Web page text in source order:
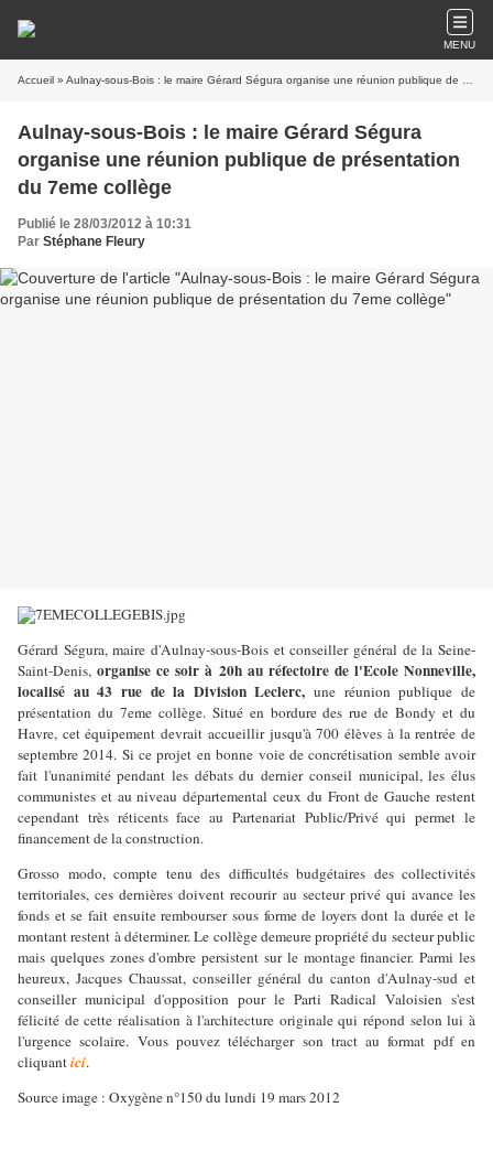
MENU
Accueil » Aulnay-sous-Bois : le maire Gérard Ségura organise une réunion publique de présentation du 7eme collège
Aulnay-sous-Bois : le maire Gérard Ségura
organise une réunion publique de présentation
du 7eme collège
Publié le 28/03/2012 à 10:31
Par Stéphane Fleury
Gérard Ségura, maire d'Aulnay-sous-Bois et conseiller général de la Seine-
Saint-Denis,organise ce soir à 20h au réfectoire de l'Ecole Nonneville,
localisé au 43 rue de la Division Leclerc, une réunion publique de
présentation du 7eme collège. Situé en bordure des rue de Bondy et du
Havre, cet équipement devrait accueillir jusqu'à 700 élèves à la rentrée de
septembre 2014. Si ce projet en bonne voie de concrétisation semble avoir
fait l'unanimité pendant les débats du dernier conseil municipal, les élus
communistes et au niveau départemental ceux du Front de Gauche restent
cependant très réticents face au Partenariat Public/Privé qui permet le
financement de la construction.
Grosso modo, compte tenu des difficultés budgétaires des collectivités
territoriales, ces dernières doivent recourir au secteur privé qui avance les
fonds et se fait ensuite rembourser sous forme de loyers dont la durée et le
montant restent à déterminer. Le collège demeure propriété du secteur public
mais quelques zones d'ombre persistent sur le montage financier. Parmi les
heureux, Jacques Chaussat, conseiller général du canton d'Aulnay-sud et
conseiller municipal d'opposition pour le Parti Radical Valoisien s'est
félicité de cette réalisation à l'architecture originale qui répond selon lui à
l'urgence scolaire. Vous pouvez télécharger son tract au format pdf en
cliquantici.
Source image : Oxygène n°150 du lundi 19 mars 2012